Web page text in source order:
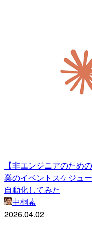
【非エンジニアのため
業のイベントスケジュ
自動化してみた
中桐素
2026.04.02